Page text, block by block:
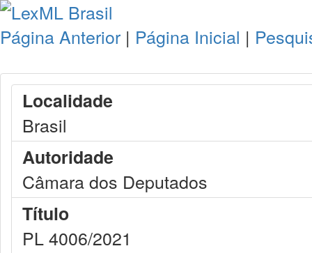
Página Anterior | Página Inicial |
Localidade
Brasil
Autoridade
Câmara dos Deputados
Título
PL 4006/2021